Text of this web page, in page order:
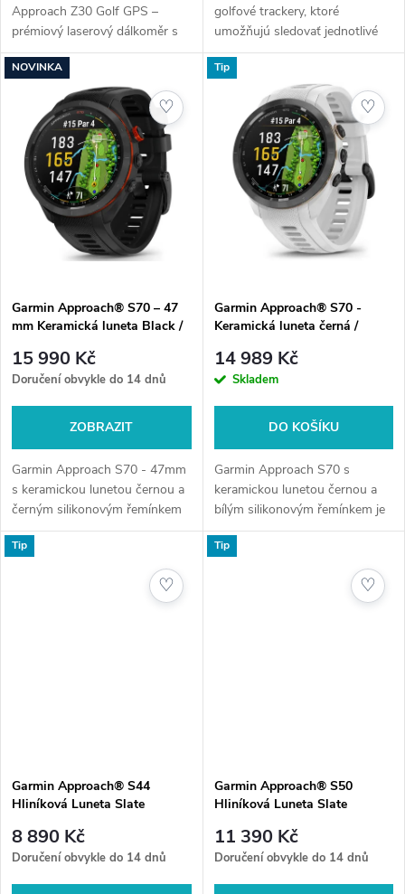
k
t
k
t
ů
Approach Z30 Golf GPS –
prémiový laserový dálkoměr s
dosahem až 366 metrů,
kompenzací převýšení
PlaysLike a technologií Range
Relay. Po spárování s...
golfové trackery, ktoré
umožňujú sledovať jednotlivé
rany podľa hole a získať presné
štatistiky o vzdialenostiach a
konzistencii hry.U nás nejste
NOVINKA
Garmin Approach® S70 – 47
mm Keramická luneta Black /
15 990 Kč
Doručení obvykle do 14 dnů
ZOBRAZIT
Garmin Approach S70 - 47mm
s keramickou lunetou černou a
černým silikonovým řemínkem
je model prémiových golfových
GPS hodinek, který nabízí
pokročilé funkce pro zlepšení
♡
Tip
Garmin Approach® S70 -
Keramická luneta černá /
mm
14 989 Kč
Skladem
DO KOŠÍKU
Garmin Approach S70 s
keramickou lunetou černou a
bílým silikonovým řemínkem je
model golfových GPS hodinek,
který kombinuje pokročilé
♡
Tip
Garmin Approach® S44
Hliníková Luneta Slate
8 890 Kč
Doručení obvykle do 14 dnů
♡
Tip
Garmin Approach® S50
Hliníková Luneta Slate
11 390 Kč
Doručení obvykle do 14 dnů
♡